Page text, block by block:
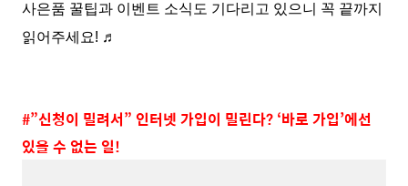
사은품 꿀팁과 이벤트 소식도 기다리고 있으니 꼭 끝까지
읽어주세요! ♬
#”신청이 밀려서” 인터넷 가입이 밀린다? ‘바로 가입’에선
있을 수 없는 일!